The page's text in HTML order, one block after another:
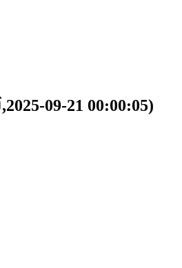
09-21 00:00:05)